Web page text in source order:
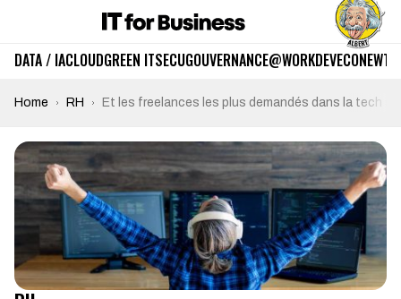
DATA / IACLOUDGREEN ITSECUGOUVERNANCE@WORKDEVECO
Home RH Et les freelances les plus demandés dans la tech